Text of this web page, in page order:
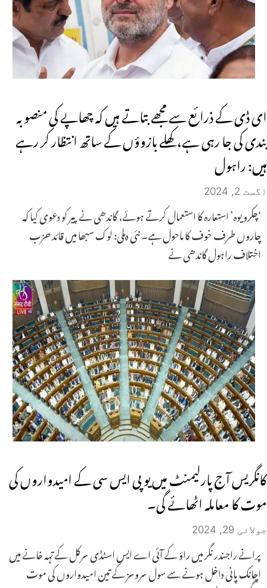
ای ڈی کے ذرائع سے مجھے بتاتے ہیں کہ چھاپے کی منصوبہ
بندی کی جا رہی ہے، کھلے بازوؤں کے ساتھ انتظار کر رہے
ہیں: راہول
اگست 2, 2024
‘چکرویوہ’ استعارہ کا استعمال کرتے ہوئے، گاندھی نے پیر کو دعوی کیا کہ
چاروں طرف خوف کا ماحول ہے۔ نئی دہلی: لوک سبھا میں قائد حزب
اختلاف راہول گاندھی نے
کانگریس آج پارلیمنٹ میں یو پی ایس سی کے امیدواروں کی
موت کا معاملہ اٹھائے گی۔
جولائی 29, 2024
پرانے راجندر نگر میں راؤ کے آئی اے ایس اسٹڈی سرکل کے تہہ خانے میں
اچانک پانی داخل ہونے سے سول سروسز کے تین امیدواروں کی موت